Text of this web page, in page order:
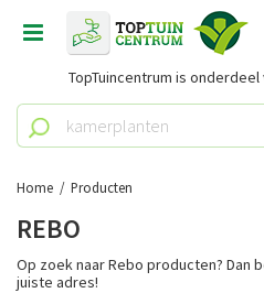
Home Producten
TopTuincentrum is onderdeel
REBO
Op zoek naar Rebo producten? Dan
juiste adres!